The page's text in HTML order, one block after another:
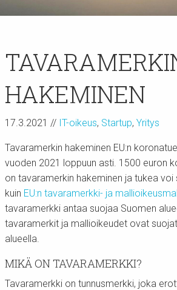
HAKEMINEN
17.3.2021 // IT-oikeus, Startup, Yritys
Tavaramerkin hakeminen EU:n
vuoden 2021 loppuun asti. 1500 euron
on tavaramerkin hakeminen ja tukea voi
kuin EU:n tavaramerkki- ja
tavaramerkki antaa suojaa Suomen
tavaramerkit ja mallioikeudet ovat
alueella.
MIKÄ ON TAVARAMERKKI?
Tavaramerkki on tunnusmerkki, joka